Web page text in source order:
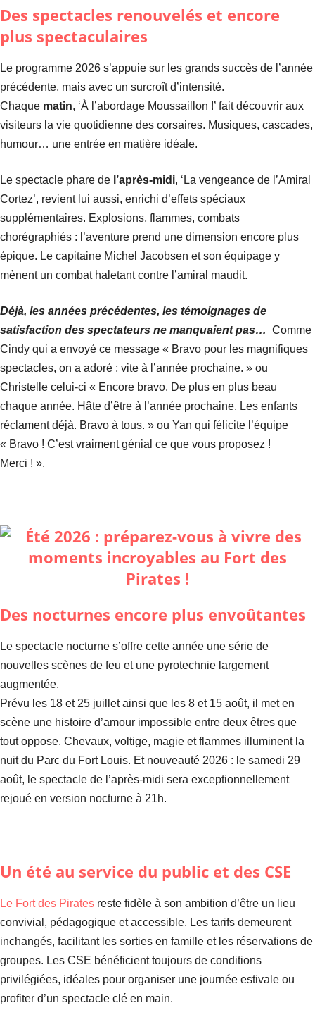
Des spectacles renouvelés et encore
plus spectaculaires
Le programme 2026 s’appuie sur les grands succès de l’année
précédente, mais avec un surcroît d’intensité.
Chaque matin, ‘À l’abordage Moussaillon !’ fait découvrir aux
visiteurs la vie quotidienne des corsaires. Musiques, cascades,
humour… une entrée en matière idéale.
Le spectacle phare de l’après-midi, ‘La vengeance de l’Amiral
Cortez’, revient lui aussi, enrichi d’effets spéciaux
supplémentaires. Explosions, flammes, combats
chorégraphiés : l’aventure prend une dimension encore plus
épique. Le capitaine Michel Jacobsen et son équipage y
mènent un combat haletant contre l’amiral maudit.
Déjà, les années précédentes, les témoignages de
satisfaction des spectateurs ne manquaient pas… Comme
Cindy qui a envoyé ce message « Bravo pour les magnifiques
spectacles, on a adoré ; vite à l’année prochaine. » ou
Christelle celui-ci « Encore bravo. De plus en plus beau
chaque année. Hâte d’être à l’année prochaine. Les enfants
réclament déjà. Bravo à tous. » ou Yan qui félicite l’équipe
« Bravo ! C’est vraiment génial ce que vous proposez !
Merci ! ».
Des nocturnes encore plus envoûtantes
Le spectacle nocturne s’offre cette année une série de
nouvelles scènes de feu et une pyrotechnie largement
augmentée.
Prévu les 18 et 25 juillet ainsi que les 8 et 15 août, il met en
scène une histoire d’amour impossible entre deux êtres que
tout oppose. Chevaux, voltige, magie et flammes illuminent la
nuit du Parc du Fort Louis. Et nouveauté 2026 : le samedi 29
août, le spectacle de l’après-midi sera exceptionnellement
rejoué en version nocturne à 21h.
Un été au service du public et des CSE
Le Fort des Pirates reste fidèle à son ambition d’être un lieu
convivial, pédagogique et accessible. Les tarifs demeurent
inchangés, facilitant les sorties en famille et les réservations de
groupes. Les CSE bénéficient toujours de conditions
privilégiées, idéales pour organiser une journée estivale ou
profiter d’un spectacle clé en main.